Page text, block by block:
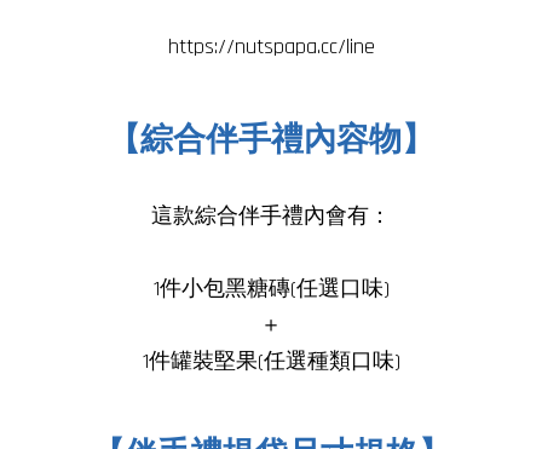
https://nutspapa.cc/line
【綜合伴手禮內容物】
這款綜合伴手禮內會有：
1件小包黑糖磚(任選口味)
＋
1件罐裝堅果(任選種類口味)